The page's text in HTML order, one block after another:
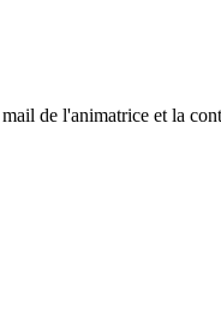
de l'animatrice et la